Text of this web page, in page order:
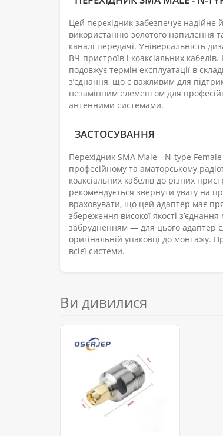
Цей перехідник забезпечує надійне
використанню золотого напилення
каналі передачі. Універсальність
ВЧ-пристроїв і коаксіальних
подовжує термін експлуатації в
з’єднання, що є важливим для
незамінним елементом для
антенними системами.
ЗАСТОСУВАННЯ
Перехідник SMA Male - N-type Female
професійному та аматорському
коаксіальних кабелів до різних
рекомендується звернути увагу на
враховувати, що цей адаптер має
збереження високої якості
забрудненням — для цього адаптер
оригінальній упаковці до монтажу.
всієї системи.
Ви дивилися